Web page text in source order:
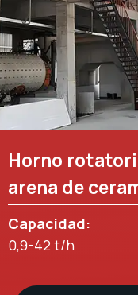
Horno
arena de
Capacidad:
0,9-42 t/h